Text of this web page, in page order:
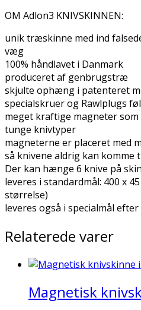
OM Adlon3 KNIVSKINNEN:
unik træskinne med ind
væg
100% håndlavet i Danmark
produceret af genbrugstræ
skjulte ophæng i patenteret
specialskruer og Rawlplugs
meget kraftige magneter
tunge knivtyper
magneterne er placeret med
så knivene aldrig kan komme
Der kan hænge 6 knive på
leveres i standardmål: 400 x
størrelse)
leveres også i specialmål
Relaterede varer
Magnetisk